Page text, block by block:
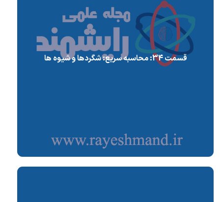
قسمت 34: محاسبه سریع: شگردها و شیوه ها